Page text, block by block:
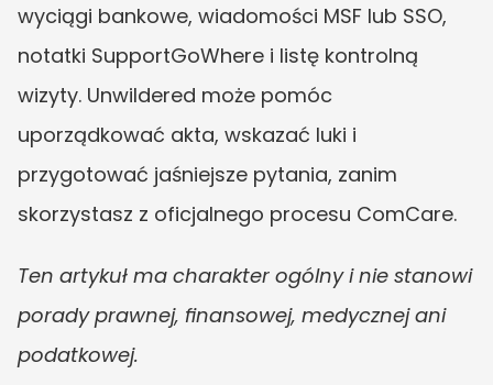
wyciągi bankowe, wiadomości MSF lub SSO,
notatki SupportGoWhere i listę kontrolną
wizyty. Unwildered może pomóc
uporządkować akta, wskazać luki i
przygotować jaśniejsze pytania, zanim
skorzystasz z oficjalnego procesu ComCare.
Ten artykuł ma charakter ogólny i nie stanowi
porady prawnej, finansowej, medycznej ani
podatkowej.